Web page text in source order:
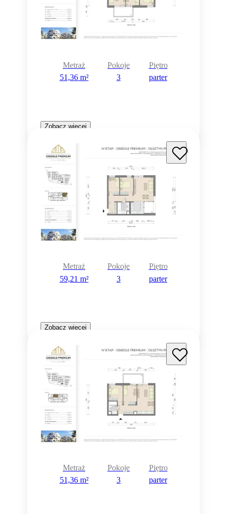
Metraż
51,36 m²
Pokoje
3
Piętro
parter
Zobacz więcej
Metraż
59,21 m²
Pokoje
3
Piętro
parter
Zobacz więcej
Metraż
51,36 m²
Pokoje
3
Piętro
parter